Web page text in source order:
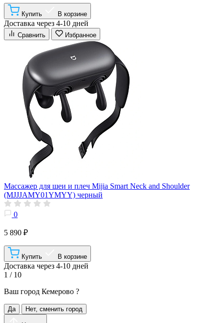
Купить В корзине
Доставка через 4-10 дней
Сравнить Избранное
Массажер для шеи и плеч Mijia Smart Neck and Shoulder
(MJJJAMY01YMYY) черный
0
5 890 ₽
Купить В корзине
Доставка через 4-10 дней
1 / 10
Ваш город Кемерово ?
Да Нет, сменить город